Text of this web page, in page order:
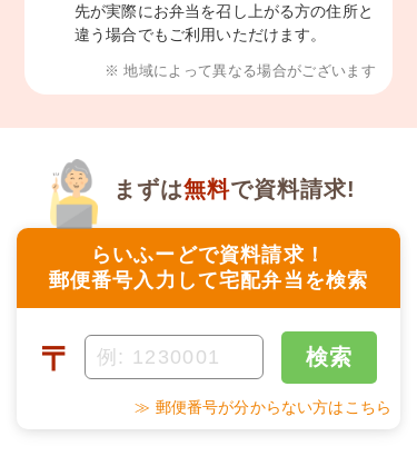
先が実際にお弁当を召し上がる方の住所と
違う場合でもご利用いただけます。
※ 地域によって異なる場合がございます
らいふーどで資料請求！
郵便番号入力して宅配弁当を検索
まずは無料で資料請求!
〒 検索
≫ 郵便番号が分からない方はこちら